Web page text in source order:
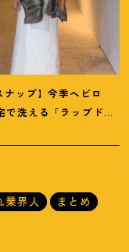
ナップ】今季ヘビロ
で洗える「ラップドレ
業界人
まとめ